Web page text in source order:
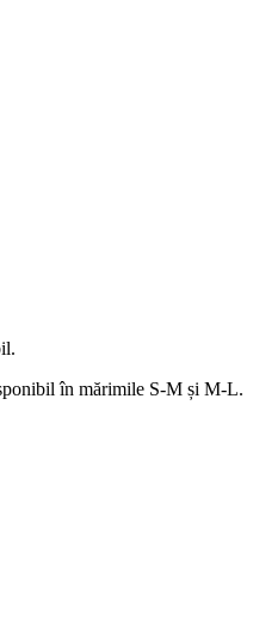
în mărimile S-M și M-L.